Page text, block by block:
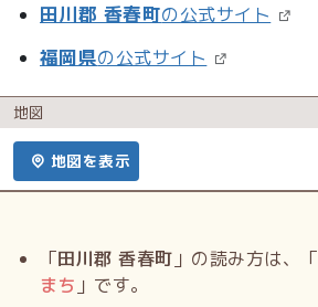
田川郡 香春町の公式サイト
福岡県の公式サイト
地図
地図を表示
「田川郡 香春町 」の読み方は、「
まち 」です。